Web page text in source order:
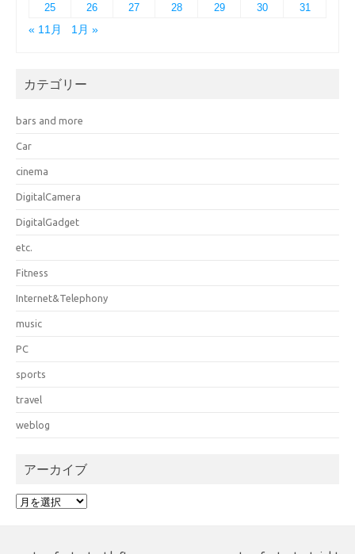
25
26 27 28 29 30
31
« 11月
1月 »
カテゴリー
bars and more
Car
cinema
DigitalCamera
DigitalGadget
etc.
Fitness
Internet&Telephony
music
PC
sports
travel
weblog
アーカイブ
ア